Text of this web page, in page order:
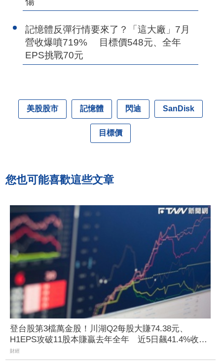
記憶體反彈行情要來了？「這大廠」7月
營收爆噴719% 目標價548元、全年
EPS挑戰70元
美股股市 記憶體 閃迪 SanDisk
目標價
您也可能喜歡這些文章
登台股第3檔萬金股！川湖Q2每股大賺74.38元、
H1EPS攻破11股本賺贏去年全年 近5日飆41.4%收
10100元
財經